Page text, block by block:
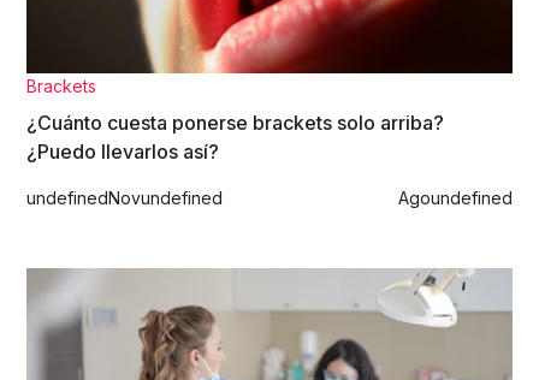
Brackets
¿Cuánto cuesta ponerse brackets solo arriba?
¿Puedo llevarlos así?
undefinedNovundefined Agoundefined